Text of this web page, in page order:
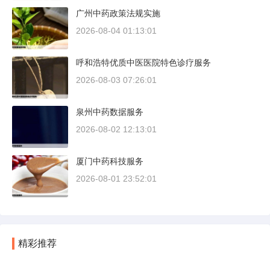
广州中药政策法规实施
2026-08-04 01:13:01
呼和浩特优质中医医院特色诊疗服务
2026-08-03 07:26:01
泉州中药数据服务
2026-08-02 12:13:01
厦门中药科技服务
2026-08-01 23:52:01
精彩推荐